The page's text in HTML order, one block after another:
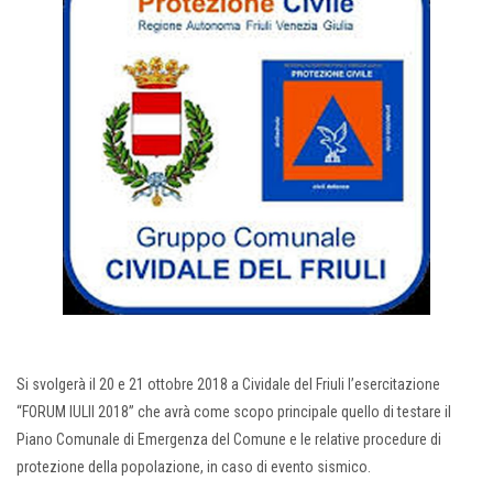
Si svolgerà il 20 e 21 ottobre 2018 a Cividale del Friuli l’esercitazione
“FORUM IULII 2018” che avrà come scopo principale quello di testare il
Piano Comunale di Emergenza del Comune e le relative procedure di
protezione della popolazione, in caso di evento sismico.